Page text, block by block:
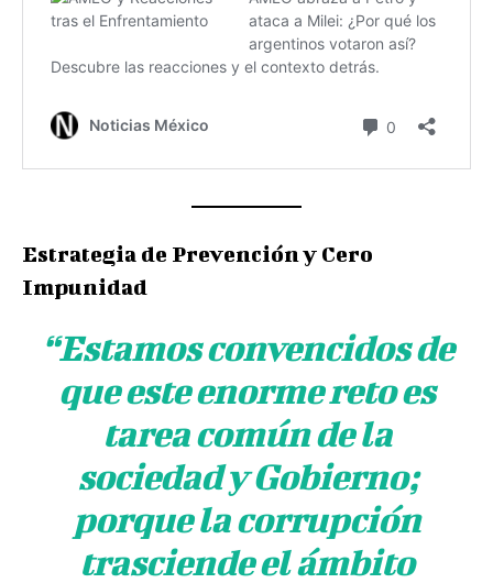
Estrategia de Prevención y Cero
Impunidad
“Estamos convencidos de
que este enorme reto es
tarea común de la
sociedad y Gobierno;
porque la corrupción
trasciende el ámbito